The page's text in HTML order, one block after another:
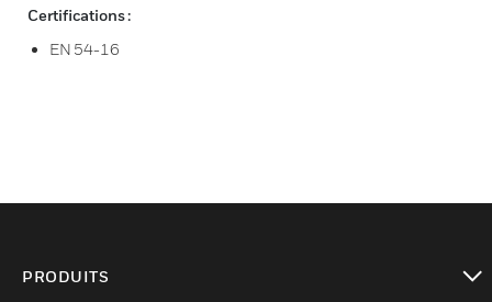
Certifications :
EN 54-16
PRODUITS